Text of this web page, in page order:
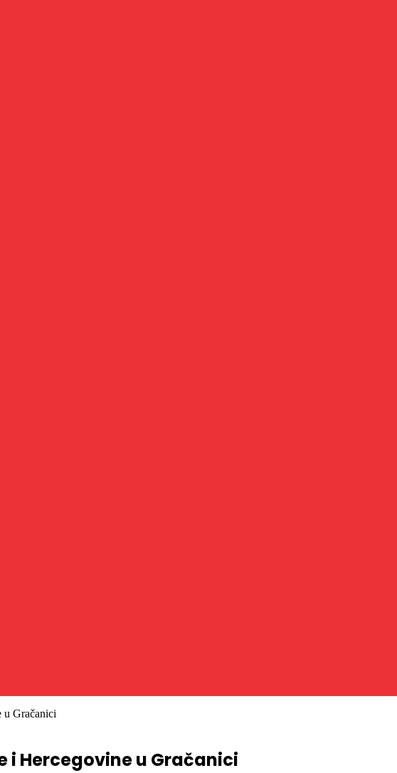
u Gračanici
i Hercegovine u Gračanici